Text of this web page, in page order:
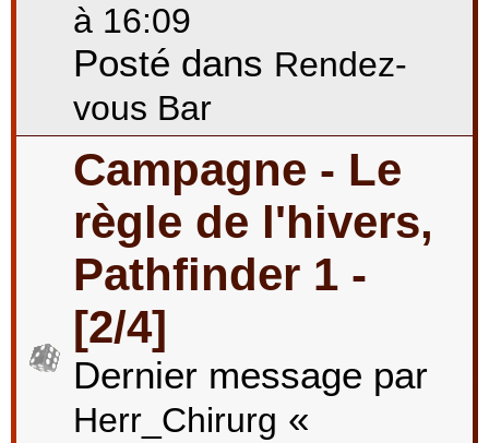
à 16:09
Posté dans Rendez-
vous Bar
Campagne - Le
règle de l'hivers,
Pathfinder 1 -
[2/4]
Dernier message par
Herr_Chirurg «